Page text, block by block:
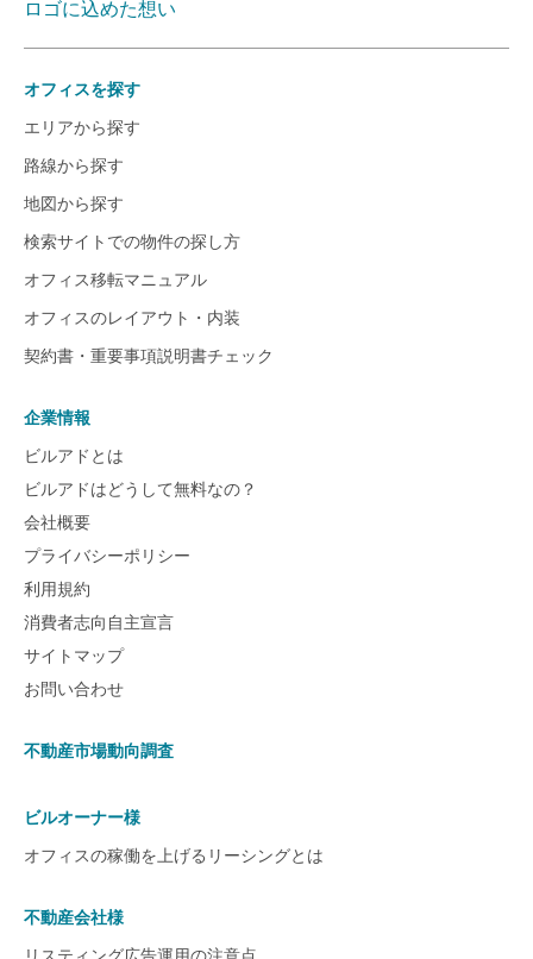
ロゴに込めた想い
オフィスを探す
エリアから探す
路線から探す
地図から探す
検索サイトでの物件の探し方
オフィス移転マニュアル
オフィスのレイアウト・内装
契約書・重要事項説明書チェック
企業情報
ビルアドとは
ビルアドはどうして無料なの？
会社概要
プライバシーポリシー
利用規約
消費者志向自主宣言
サイトマップ
お問い合わせ
不動産市場動向調査
ビルオーナー様
オフィスの稼働を上げるリーシングとは
不動産会社様